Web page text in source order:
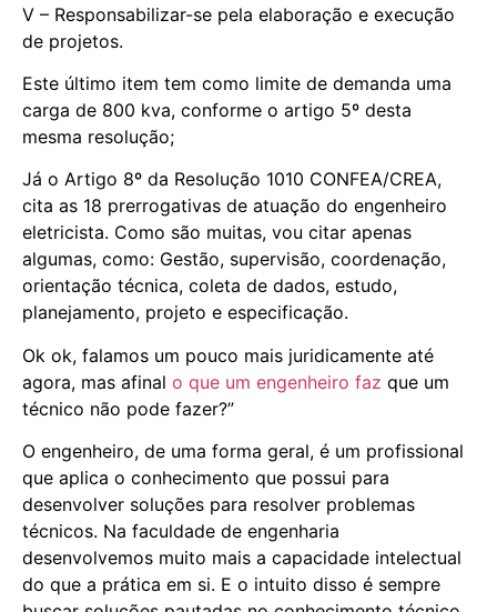
V – Responsabilizar-se pela elaboração e execução
de projetos.
Este último item tem como limite de demanda uma
carga de 800 kva, conforme o artigo 5º desta
mesma resolução;
Já o Artigo 8º da Resolução 1010 CONFEA/CREA,
cita as 18 prerrogativas de atuação do engenheiro
eletricista. Como são muitas, vou citar apenas
algumas, como: Gestão, supervisão, coordenação,
orientação técnica, coleta de dados, estudo,
planejamento, projeto e especificação.
Ok ok, falamos um pouco mais juridicamente até
agora, mas afinal o que um engenheiro faz que um
técnico não pode fazer?”
O engenheiro, de uma forma geral, é um profissional
que aplica o conhecimento que possui para
desenvolver soluções para resolver problemas
técnicos. Na faculdade de engenharia
desenvolvemos muito mais a capacidade intelectual
do que a prática em si. E o intuito disso é sempre